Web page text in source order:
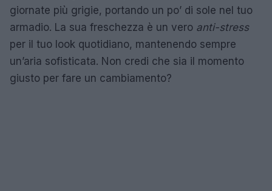
giornate più grigie, portando un po’ di sole nel tuo
armadio. La sua freschezza è un vero anti-stress
per il tuo look quotidiano, mantenendo sempre
un’aria sofisticata. Non credi che sia il momento
giusto per fare un cambiamento?